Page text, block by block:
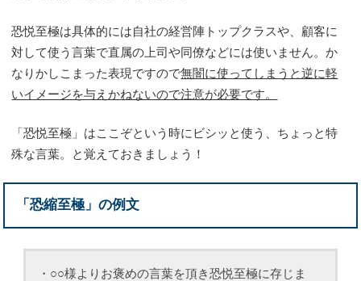
恐悦至極は具体的には自社の経営陣トップクラスや、顧客に
対して使う言葉で直属の上司や同僚などには使いません。か
なりかしこまった表現ですので無闇に使ってしまうと逆に軽
いイメージを与えかねないので注意が必要です。
「恐悦至極」はここぞという時にビシッと使う、ちょっと特
殊な言葉。と覚えておきましょう！
「恐縮至極」の例文
・○○様よりお褒めの言葉を頂き恐悦至極に存じま